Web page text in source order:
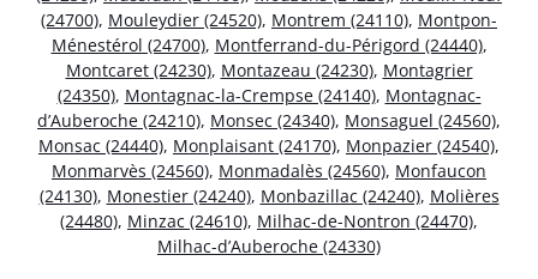
(24700), Mouleydier (24520), Montrem (24110), Montpon-
Ménestérol (24700), Montferrand-du-Périgord (24440),
Montcaret (24230), Montazeau (24230), Montagrier
(24350), Montagnac-la-Crempse (24140), Montagnac-
d’Auberoche (24210), Monsec (24340), Monsaguel (24560),
Monsac (24440), Monplaisant (24170), Monpazier (24540),
Monmarvès (24560), Monmadalès (24560), Monfaucon
(24130), Monestier (24240), Monbazillac (24240), Molières
(24480), Minzac (24610), Milhac-de-Nontron (24470),
Milhac-d’Auberoche (24330)